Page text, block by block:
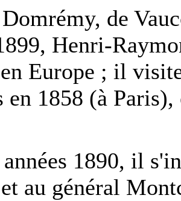
de
Henri-
Europe ; il
en 1858 (à
1890, il
au général